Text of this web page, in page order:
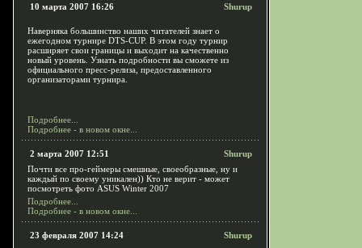
10 марта 2007 16:26 Shurup
Наверняка большинство наших читателей знает о
ежегодном турнире DTS-CUP. В этом году турнир
расширяет свои границы и выходит на качественно
новый уровень. Узнать подробности вы сможете из
официального пресс-релиза, предоставленного
организаторами турнира.
Подробнее...
Подробнее - в новом окне...
2 марта 2007 12:51
Shurup
Почти все про-геймеры смешные, своеобразные, ну и
каждый по своему уникален)) Кто не верит - может
посмотреть фото ASUS Winter 2007
Подробнее...
Подробнее - в новом окне...
23 февраля 2007 14:24 Shurup